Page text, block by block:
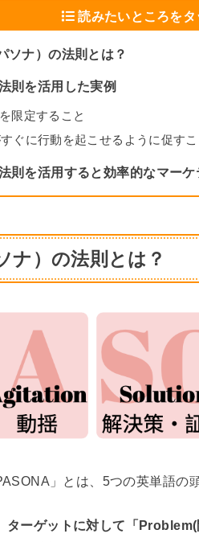
読みたいところを
ソナ）の法則とは？
則を活用した実例
限定すること
ぐに行動を起こせるように促すこ
則を活用すると効率的なマー
ナ）の法則とは？
」とは、5つの英単語の
ターゲットに対して「